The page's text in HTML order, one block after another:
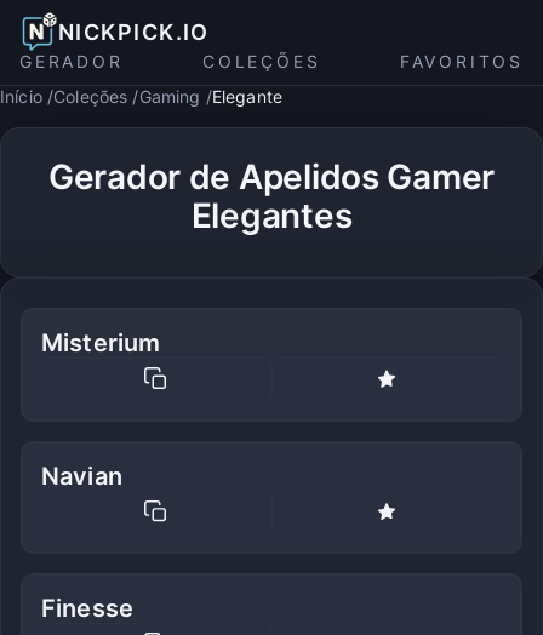
NICKPICK.IO
GERADOR COLEÇÕES
FAVORITOS
Início Coleções Gaming Elegante
Gerador de Apelidos Gamer
Elegantes
Misterium
Navian
Finesse